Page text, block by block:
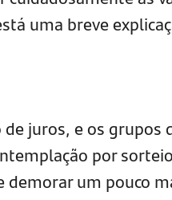
uma breve
juros, e os grupos
por
demorar um pouco